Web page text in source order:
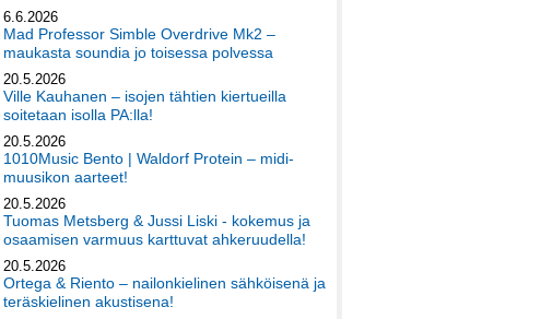
6.6.2026
Mad Professor Simble Overdrive Mk2 –
maukasta soundia jo toisessa polvessa
20.5.2026
Ville Kauhanen – isojen tähtien kiertueilla
soitetaan isolla PA:lla!
20.5.2026
1010Music Bento | Waldorf Protein – midi-
muusikon aarteet!
20.5.2026
Tuomas Metsberg & Jussi Liski - kokemus ja
osaamisen varmuus karttuvat ahkeruudella!
20.5.2026
Ortega & Riento – nailonkielinen sähköisenä ja
teräskielinen akustisena!